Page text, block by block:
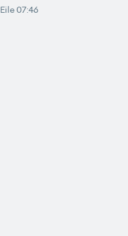
Eile 07:46